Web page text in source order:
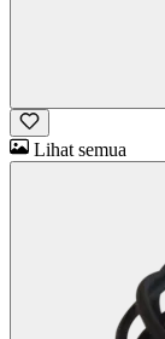
Lihat semua